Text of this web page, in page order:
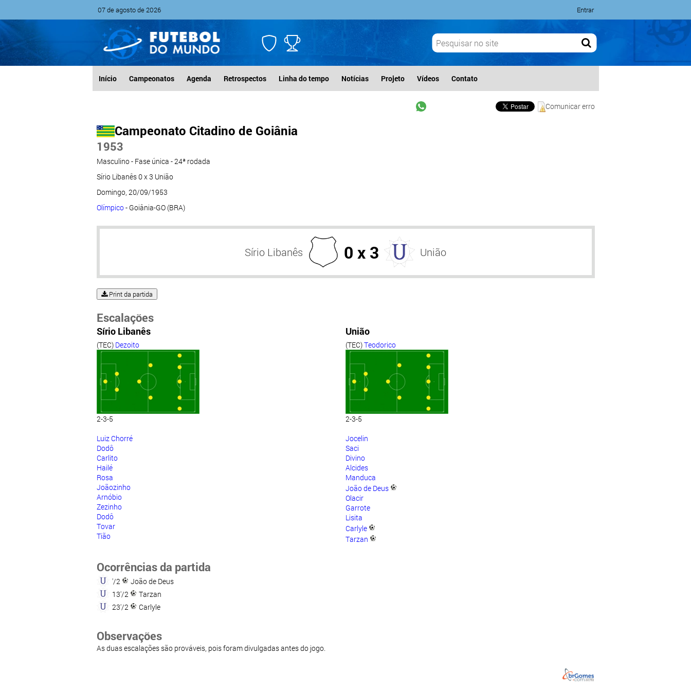
07 de agosto de 2026 Entrar
Início Campeonatos Agenda Retrospectos Linha do tempo Notícias Projeto Vídeos Contato
Comunicar erro
Campeonato Citadino de Goiânia
1953
Masculino - Fase única - 24ª rodada
Sírio Libanês 0 x 3 União
Domingo, 20/09/1953
Olímpico- Goiânia-GO (BRA)
Sírio Libanês 0 x 3 União
Print da partida
Escalações
Sírio Libanês
(TEC) Dezoito
2-3-5
Luiz Chorré
Dodô
Carlito
Hailé
Rosa
Joãozinho
Arnóbio
Zezinho
Dodô
Tovar
Tião
União
(TEC)Teodorico
2-3-5
Jocelin
Saci
Divino
Alcides
Manduca
João de Deus
Olacir
Garrote
Lisita
Carlyle
Tarzan
Ocorrências da partida
'/2
João de Deus
13'/2
Tarzan
23'/2
Carlyle
Observações
As duas escalações são prováveis, pois foram divulgadas antes do jogo.